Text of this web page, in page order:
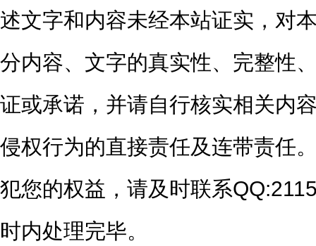
述文字和内容未经本站证实，对
分内容、文字的真实性、完整性
证或承诺，并请自行核实相关内
侵权行为的直接责任及连带责任
犯您的权益，请及时联系
时内处理完毕。